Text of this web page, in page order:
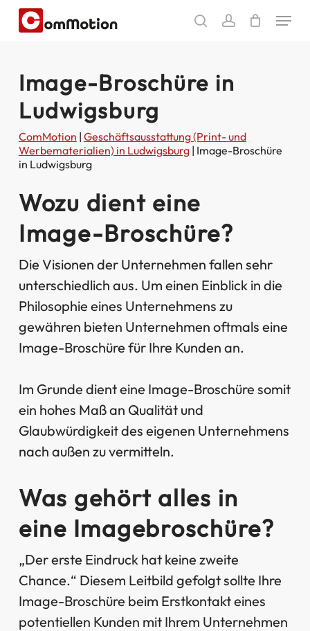
Skip
content
searchaccount
Menu
Image-Broschüre in
Ludwigsburg
ComMotion | Geschäftsausstattung (Print- und
Werbematerialien) in Ludwigsburg| Image-Broschüre
in Ludwigsburg
Wozu dient eine
Image-Broschüre?
Die Visionen der Unternehmen fallen sehr
unterschiedlich aus. Um einen Einblick in die
Philosophie eines Unternehmens zu
gewähren bieten Unternehmen oftmals eine
Image-Broschüre für Ihre Kunden an.
Im Grunde dient eine Image-Broschüre somit
ein hohes Maß an Qualität und
Glaubwürdigkeit des eigenen Unternehmens
nach außen zu vermitteln.
Was gehört alles in
eine Imagebroschüre?
„Der erste Eindruck hat keine zweite
Chance.“ Diesem Leitbild gefolgt sollte Ihre
Image-Broschüre beim Erstkontakt eines
potentiellen Kunden mit Ihrem Unternehmen